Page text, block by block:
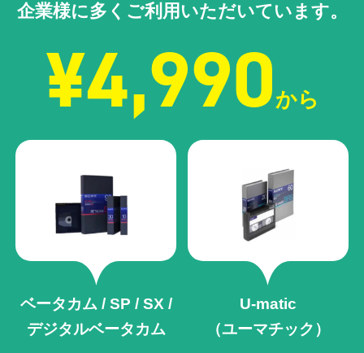
企業様に多くご利用いただいています。
¥4,990から
ベータカム / SP / SX /
デジタルベータカム
U-matic
（ユーマチック）